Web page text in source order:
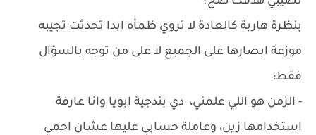
بنظرة هاربة كالعادة لا تروي ظمأه ابدا تحدثت تجيبه
موزعة ابصارها على الجميع لا على من توجه بالسؤال
فقط:
- الزمن هو اللي علمني، دي بندجية ابويا وانا عارفة
استخدامها زين، وعاملة حسابي عليها عشان احمي